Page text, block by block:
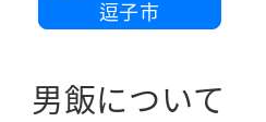
逗子市
男飯について